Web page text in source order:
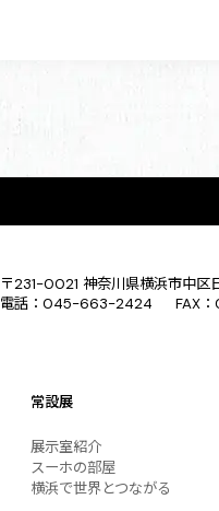
〒231-0021 神奈川県横浜市中区
電話：045-663-2424 FAX
常設展
展示室紹介
スーホの部屋
横浜で世界とつながる